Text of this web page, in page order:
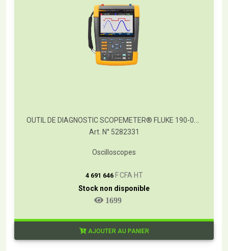
OUTIL DE DIAGNOSTIC SCOPEMETER® FLUKE 190-062
Art. N° 5282331
Oscilloscopes
4 691 646 F CFA HT
Stock non disponible
1699
AJOUTER AU PANIER